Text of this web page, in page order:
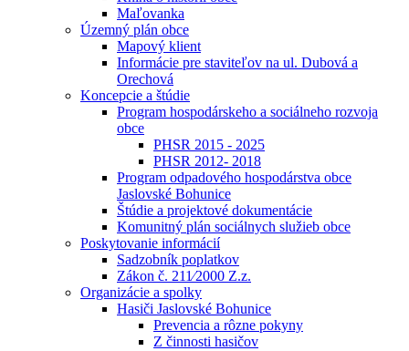
Maľovanka
Územný plán obce
Mapový klient
Informácie pre staviteľov na ul. Dubová a
Orechová
Koncepcie a štúdie
Program hospodárskeho a sociálneho rozvoja
obce
PHSR 2015 - 2025
PHSR 2012- 2018
Program odpadového hospodárstva obce
Jaslovské Bohunice
Štúdie a projektové dokumentácie
Komunitný plán sociálnych služieb obce
Poskytovanie informácií
Sadzobník poplatkov
Zákon č. 211⁄2000 Z.z.
Organizácie a spolky
Hasiči Jaslovské Bohunice
Prevencia a rôzne pokyny
Z činnosti hasičov